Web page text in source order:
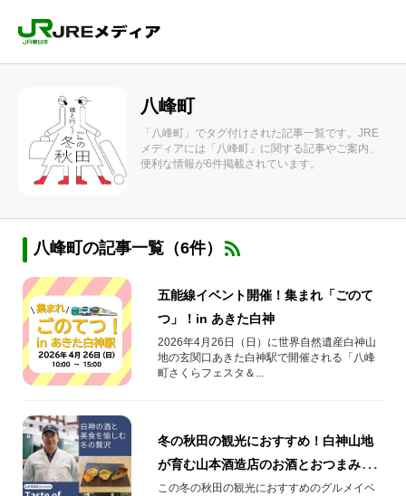
八峰町
「八峰町」でタグ付けされた記事一覧です。JRE
メディアには「八峰町」に関する記事やご案内、
便利な情報が6件掲載されています。
八峰町の記事一覧（6件）
五能線イベント開催！集まれ「ごのて
つ」！in あきた白神
2026年4月26日（日）に世界自然遺産白神山
地の玄関口あきた白神駅で開催される「八峰
町さくらフェスタ＆...
冬の秋田の観光におすすめ！白神山地
が育む山本酒造店のお酒とおつまみを
味わうイベントをご紹介！
この冬の秋田の観光におすすめのグルメイベ